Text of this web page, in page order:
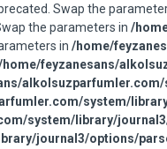
Swap the
the parameters in /
in /home/
home/feyzanesans/
system/
system/library/
journal3/options/